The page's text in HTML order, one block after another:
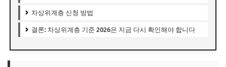
차상위계층 신청 방법
결론: 차상위계층 기준 2026은 지금 다시 확인해야 합니다